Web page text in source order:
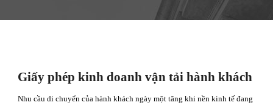
Giấy phép kinh doanh vận tải hành khách
Nhu cầu di chuyển của hành khách ngày một tăng khi nền kinh tế đang